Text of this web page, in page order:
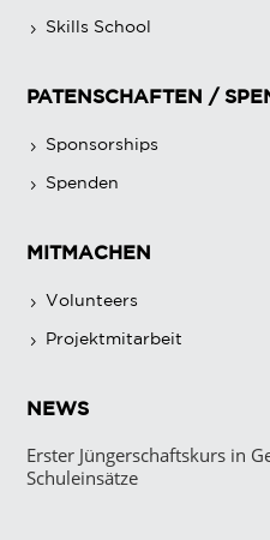
Skills School
PATENSCHAFTEN /
Sponsorships
Spenden
MITMACHEN
Volunteers
Projektmitarbeit
NEWS
Erster Jüngerschaftskurs in
Schuleinsätze